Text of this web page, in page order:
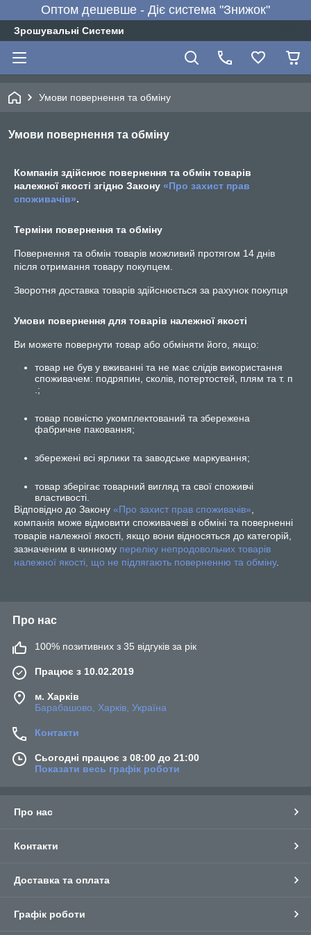
Оптом дешевше - Діє система "Знижок"
Зрошувальні Системи
Умови повернення та обміну
Умови повернення та обміну
Компанія здійснює повернення та обмін товарів
належної якості згідно Закону «Про захист прав
споживачів».
Терміни повернення та обміну
Повернення та обмін товарів можливий протягом 14 днів
після отримання товару покупцем.
Зворотня доставка товарів здійснюється за рахунок покупця
Умови повернення для товарів належної якості
Ви можете повернути товар або обміняти його, якщо:
товар не був у вживанні та не має слідів використання
споживачем: подряпин, сколів, потертостей, плям та т. п
.;
товар повністю укомплектований та збережена
фабричне паковання;
збережені всі ярлики та заводське маркування;
товар зберігає товарний вигляд та свої споживчі
властивості.
Відповідно до Закону «Про захист прав споживачів»
компанія може відмовити споживачеві в обміні та поверненні
товарів належної якості, якщо вони відносяться до категорій,
зазначеним в чинному переліку непродовольчих товарів
належної якості, що не підлягають поверненню та обміну.
Про нас
100% позитивних з 35 відгуків за рік
Працює з 10.02.2019
м. Харків
Барабашово, Харків, Україна
Контакти
Сьогодні працює з 08:00 до 21:00
Показати весь графік роботи
Про нас
Контакти
Доставка та оплата
Графік роботи